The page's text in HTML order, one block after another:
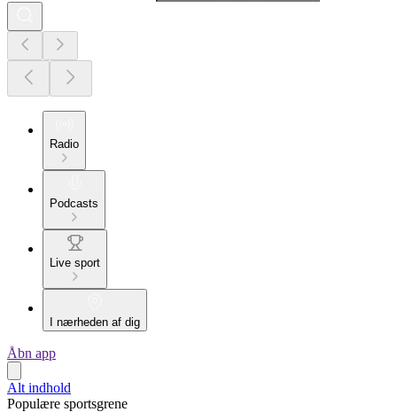
Radio
Podcasts
Live sport
I nærheden af dig
Åbn app
Alt indhold
Populære sportsgrene